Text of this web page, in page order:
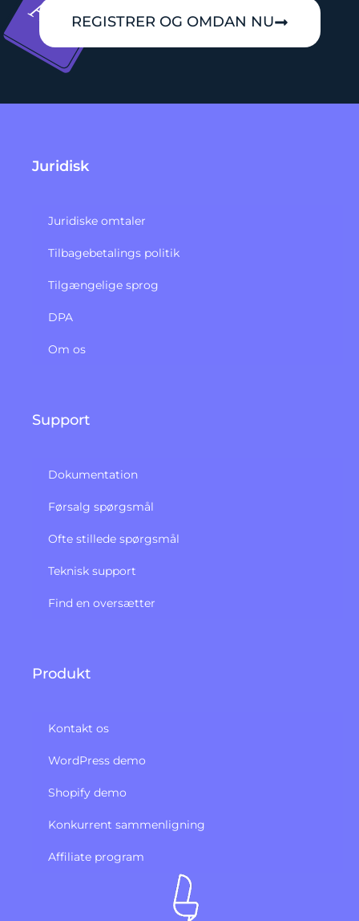
REGISTRER OG OMDAN NU
Juridisk
Juridiske omtaler
Tilbagebetalings politik​
Tilgængelige sprog
DPA
Om os
Support
Dokumentation
Førsalg spørgsmål
Ofte stillede spørgsmål
Teknisk support
Find en oversætter
Produkt
Kontakt os
WordPress demo
Shopify demo
Konkurrent sammenligning
Affiliate program